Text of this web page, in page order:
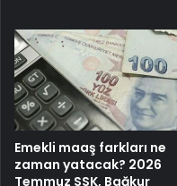
Emekli maaş farkları ne
zaman yatacak? 2026
Temmuz SSK, Bağkur